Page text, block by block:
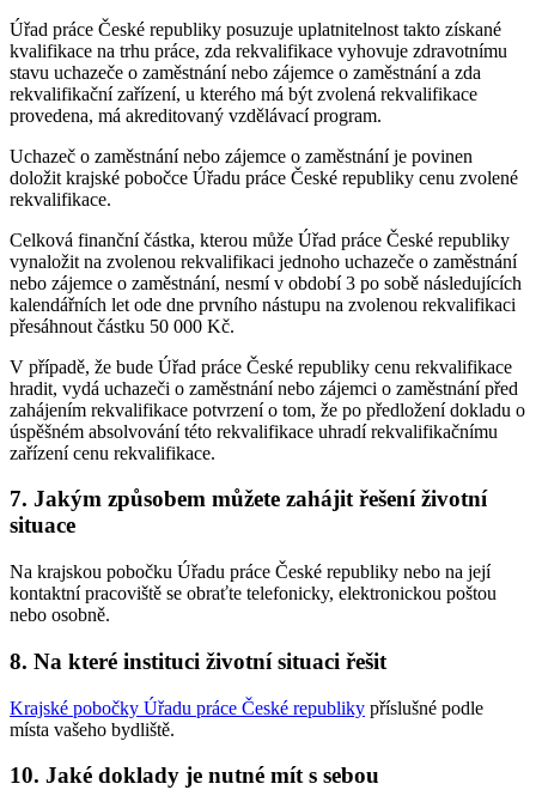
Úřad práce České republiky posuzuje uplatnitelnost takto získané
kvalifikace na trhu práce, zda rekvalifikace vyhovuje zdravotnímu
stavu uchazeče o zaměstnání nebo zájemce o zaměstnání a zda
rekvalifikační zařízení, u kterého má být zvolená rekvalifikace
provedena, má akreditovaný vzdělávací program.
Uchazeč o zaměstnání nebo zájemce o zaměstnání je povinen
doložit krajské pobočce Úřadu práce České republiky cenu zvolené
rekvalifikace.
Celková finanční částka, kterou může Úřad práce České republiky
vynaložit na zvolenou rekvalifikaci jednoho uchazeče o zaměstnání
nebo zájemce o zaměstnání, nesmí v období 3 po sobě následujících
kalendářních let ode dne prvního nástupu na zvolenou rekvalifikaci
přesáhnout částku 50 000 Kč.
V případě, že bude Úřad práce České republiky cenu rekvalifikace
hradit, vydá uchazeči o zaměstnání nebo zájemci o zaměstnání před
zahájením rekvalifikace potvrzení o tom, že po předložení dokladu o
úspěšném absolvování této rekvalifikace uhradí rekvalifikačnímu
zařízení cenu rekvalifikace.
7. Jakým způsobem můžete zahájit řešení životní
situace
Na krajskou pobočku Úřadu práce České republiky nebo na její
kontaktní pracoviště se obraťte telefonicky, elektronickou poštou
nebo osobně.
8. Na které instituci životní situaci řešit
Krajské pobočky Úřadu práce České republiky příslušné podle
místa vašeho bydliště.
10. Jaké doklady je nutné mít s sebou